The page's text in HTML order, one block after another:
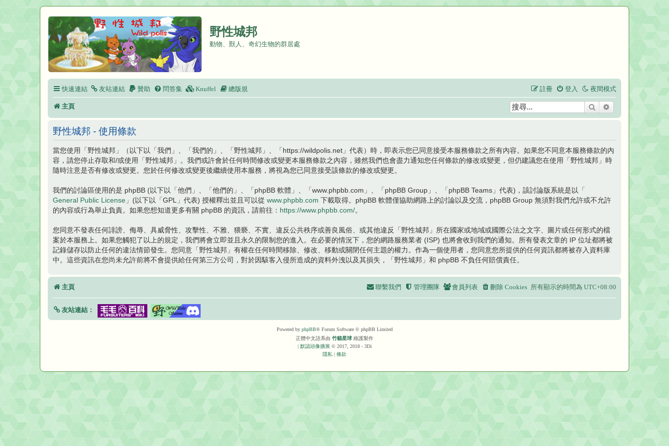
野性城邦
動物、獸人、奇幻生物的群居處
快速連結 夜間模式
友站連結 贊助 問答集 Knuffel 總版規 登入
註冊
主頁 搜尋
野性城邦 - 使用條款
當您使用「野性城邦」（以下以「我們」、「我們的」、「野性城邦」、「https://wildpolis.net」代表）時，即表示您已同意接受本服務條款之所有內容。如果您不同意本服務條款的內
容，請您停止存取和/或使用「野性城邦」。我們或許會於任何時間修改或變更本服務條款之內容，雖然我們也會盡力通知您任何條款的修改或變更，但仍建議您在使用「野性城邦」時
隨時注意是否有修改或變更。您於任何修改或變更後繼續使用本服務，將視為您已同意接受該條款的修改或變更。
我們的討論區使用的是 phpBB (以下以「他們」、「他們的」、「phpBB 軟體」、「www.phpbb.com」、「phpBB Group」、「phpBB Teams」代表)，該討論版系統是以「
General Public License 」(以下以「GPL」代表) 授權釋出並且可以從 www.phpbb.com 下載取得。phpBB 軟體僅協助網路上的討論以及交流，phpBB Group 無須對我們允許或不允許
的內容或行為舉止負責。如果您想知道更多有關 phpBB 的資訊，請前往： https://www.phpbb.com/。
您同意不發表任何誹謗、侮辱、具威脅性、攻擊性、不雅、猥褻、不實、違反公共秩序或善良風俗、或其他違反「野性城邦」所在國家或地域或國際公法之文字、圖片或任何形式的檔
案於本服務上。如果您觸犯了以上的規定，我們將會立即並且永久的限制您的進入。在必要的情況下，您的網路服務業者 (ISP) 也將會收到我們的通知。所有發表文章的 IP 位址都將被
記錄儲存以防止任何的違法情節發生。您同意「野性城邦」有權在任何時間移除、修改、移動或關閉任何主題的權力。作為一個使用者，您同意您所提供的任何資訊都將被存入資料庫
中。這些資訊在您尚未允許前將不會提供給任何第三方公司，對於因駭客入侵所造成的資料外洩以及其損失，「野性城邦」和 phpBB 不負任何賠償責任。
主頁 所有顯示的時間為 UTC+08:00
刪除 Cookies
會員列表
管理團隊
聯繫我們
友站連結：
Powered by phpBB® Forum Software © phpBB Limited
正體中文語系由 竹貓星球 維護製作
| 默認頭像擴展 © 2017, 2018 - 3Di
隱私 | 條款